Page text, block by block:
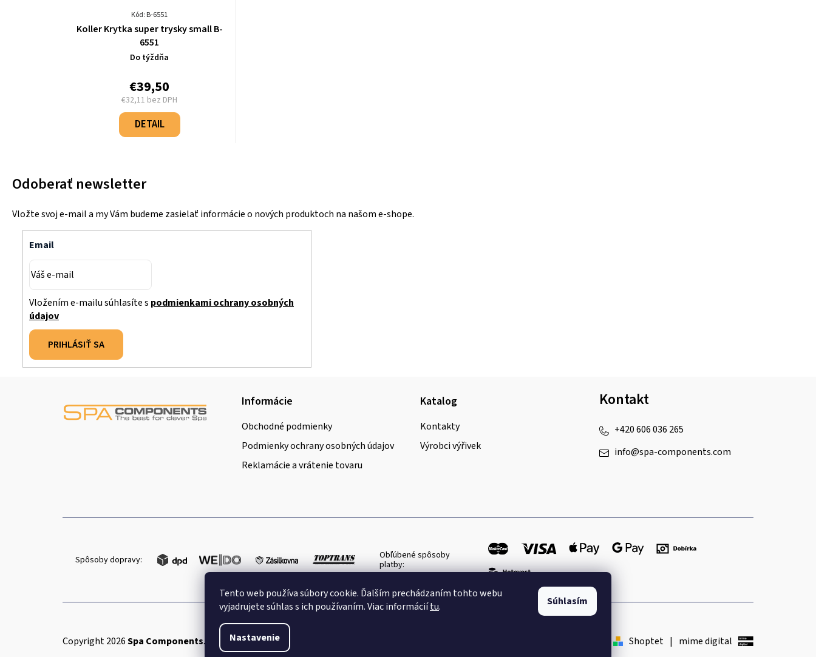
Tento web používa súbory cookie. Ďalším prechádzaním tohto webu
vyjadrujete súhlas s ich používaním. Viac informáciítu.
Nastavenie
Súhlasím
Kód: B-6551
Koller Krytka super trysky small B-
6551
Do týždňa
€39,50
€32,11 bez DPH
Jednotková
cena:
DETAIL
Odoberať newsletter
Vložte svoj e-mail a my Vám budeme zasielať informácie o nových produktoch na našom e-shope.
Email
Vložením e-mailu súhlasíte s podmienkami ochrany osobných
údajov
PRIHLÁSIŤ SA
Informácie
Obchodné podmienky
Podmienky ochrany osobných údajov
Reklamácie a vrátenie tovaru
Katalog
Kontakty
Výrobci výřivek
Kontakt
info@spa-components.com
+420 606 036 265
Spôsoby dopravy:
Obľúbené spôsoby
platby:
Shoptet | mime digital
Copyright 2026Spa Components. Všetky práva vyhradené.